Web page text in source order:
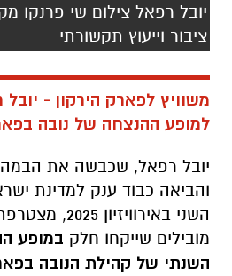
יובל רפאל צילום שי פרנקו
ציבור וייעוץ תקשורתי
משוויץ לפארק הירקון -
למופע ההנצחה של נובה בפארק 26/06/
יובל רפאל, שכבשה את הבמה
והביאה כבוד ענק למדינת
השני
מובילים שייקחו חלק במופע
השנתי של קהילת הנובה